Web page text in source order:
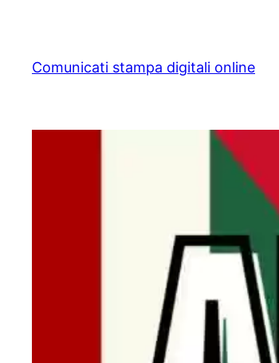
content
Comunicati stampa digitali online